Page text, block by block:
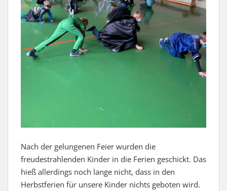
Nach der gelungenen Feier wurden die
freudestrahlenden Kinder in die Ferien geschickt. Das
hieß allerdings noch lange nicht, dass in den
Herbstferien für unsere Kinder nichts geboten wird.